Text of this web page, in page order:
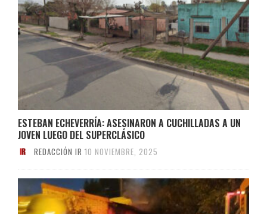
ESTEBAN ECHEVERRÍA: ASESINARON A CUCHILLADAS A UN
JOVEN LUEGO DEL SUPERCLÁSICO
REDACCIÓN IR 10 NOVIEMBRE, 2025